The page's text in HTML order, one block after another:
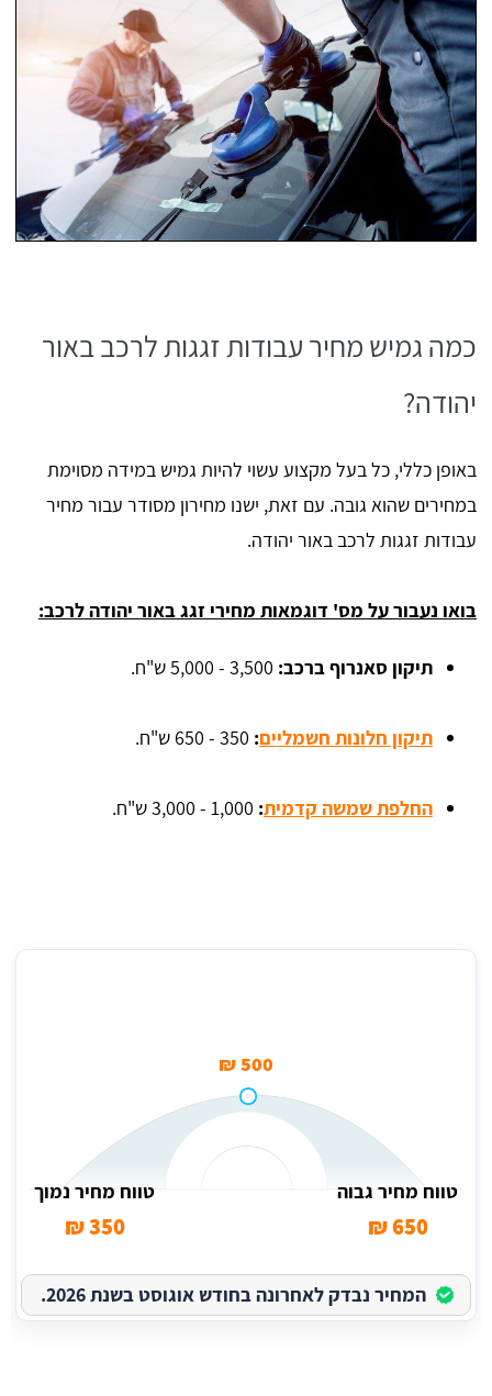
כמה גמיש מחיר עבודות זגגות לרכב באור
יהודה?
באופן כללי, כל בעל מקצוע עשוי להיות גמיש במידה מסוימת
במחירים שהוא גובה. עם זאת, ישנו מחירון מסודר עבור מחיר
עבודות זגגות לרכב באור יהודה.
בואו נעבור על מס' דוגמאות מחירי זגג באור יהודה לרכב:
תיקון סאנרוף ברכב: 3,500 - 5,000 ש"ח.
תיקון חלונות חשמליים: 350 - 650 ש"ח.
החלפת שמשה קדמית: 1,000 - 3,000 ש"ח.
500 ₪
טווח מחיר גבוה
650 ₪
טווח מחיר נמוך
350 ₪
המחיר נבדק לאחרונה בחודש אוגוסט בשנת 2026.